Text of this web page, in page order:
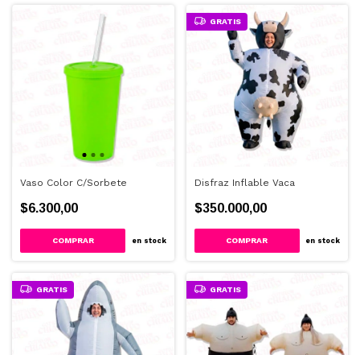
Vaso Color C/Sorbete
$6.300,00
COMPRAR en stock
GRATIS
Disfraz Inflable Vaca
$350.000,00
en stock
GRATIS GRATIS